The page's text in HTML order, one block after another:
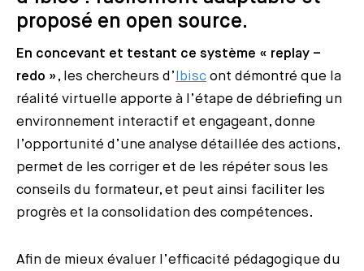
proposé en open source.
En concevant et testant ce système « replay –
redo » , les chercheurs d’ Ibisc ont démontré que la
réalité virtuelle apporte à l’étape de débriefing un
environnement interactif et engageant, donne
l’opportunité d’une analyse détaillée des actions,
permet de les corriger et de les répéter sous les
conseils du formateur, et peut ainsi faciliter les
progrès et la consolidation des compétences.
Afin de mieux évaluer l’efficacité pédagogique du